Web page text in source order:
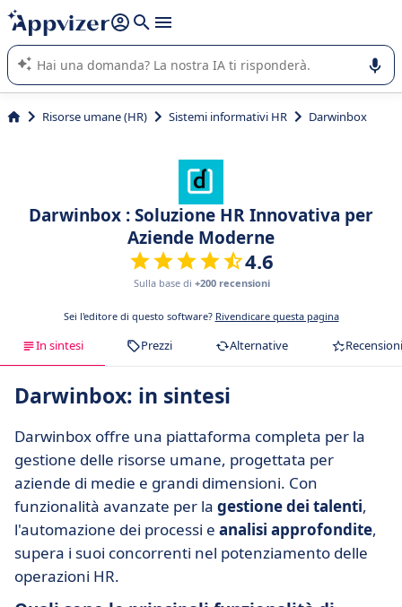
righe con
shift + enter
L'IA di Appvizer vi guida nell'utilizzo o nella scelta di un
software SaaS per la vostra azienda.
Risorse umane (HR) Sistemi informativi HR Darwinbox
Darwinbox : Soluzione HR Innovativa per
Aziende Moderne
4.6
Sulla base di +200 recensioni
Sei l'editore di questo software? Rivendicare questa pagina
In sintesi Prezzi Alternative Recensioni
Darwinbox: in sintesi
Darwinbox offre una piattaforma completa per la
gestione delle risorse umane, progettata per
aziende di medie e grandi dimensioni. Con
funzionalità avanzate per la gestione dei talenti,
l'automazione dei processi e analisi approfondite,
supera i suoi concorrenti nel potenziamento delle
operazioni HR.